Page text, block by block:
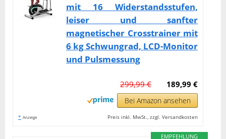
mit 16 Widerstandsstufen,
leiser und sanfter
magnetischer Crosstrainer mit
6 kg Schwungrad, LCD-Monitor
und Pulsmessung
189,99 €
299,99 €
Bei Amazon ansehen
* Anzeige Preis inkl. MwSt., zzgl. Versandkosten
EMPFEHLUNG